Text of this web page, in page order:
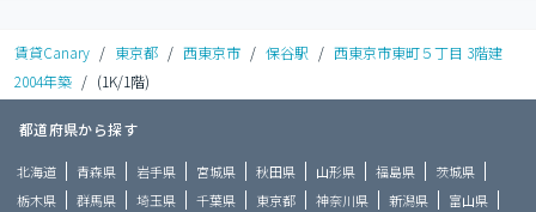
賃貸Canary / 東京都 / 西東京市 / 保谷駅 / 西東京市東町５丁目 3階建
2004年築 / (1K/1階)
都道府県から探す
北海道 青森県 岩手県 宮城県 秋田県 山形県 福島県
茨城県
栃木県
群馬県 埼玉県 千葉県 東京都 神奈川県 新潟県
富山県